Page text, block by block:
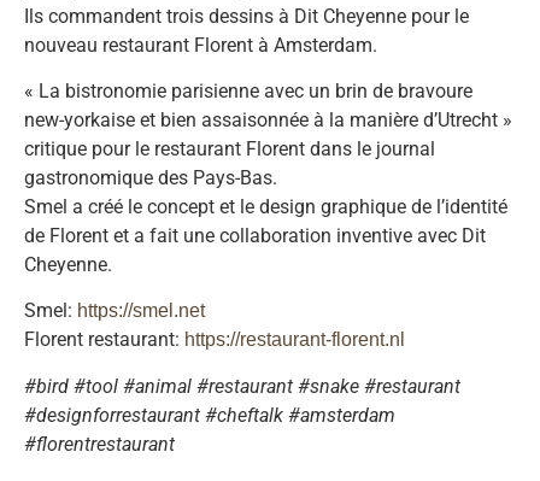
Ils commandent trois dessins à Dit Cheyenne pour le
nouveau restaurant Florent à Amsterdam.
« La bistronomie parisienne avec un brin de bravoure
new-yorkaise et bien assaisonnée à la manière d’Utrecht »
critique pour le restaurant Florent dans le journal
gastronomique des Pays-Bas.
Smel a créé le concept et le design graphique de l’identité
de Florent et a fait une collaboration inventive avec Dit
Cheyenne.
Smel: https://smel.net
Florent restaurant: https://restaurant-florent.nl
#bird #tool #animal #restaurant #snake #restaurant
#designforrestaurant #cheftalk #amsterdam
#florentrestaurant